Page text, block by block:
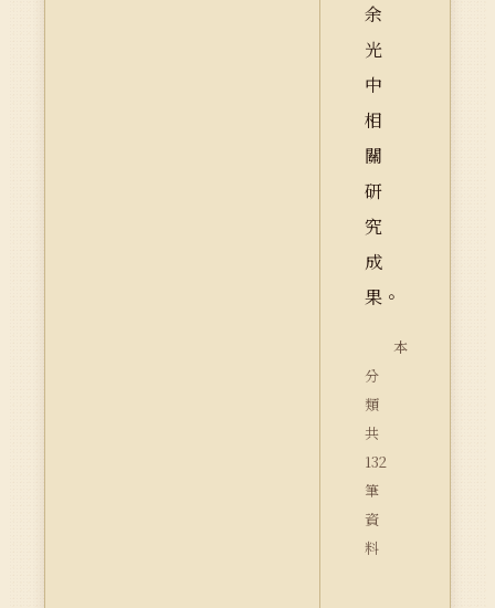
余
光
中
相
關
研
究
成
果。
本
分
類
共
132
筆
資
料